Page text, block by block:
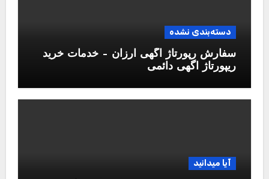
دسته‌بندی نشده
سفارش رپورتاژ آگهی ارزان – خدمات خرید
ریپورتاژ اگهی دائمی
آیا میدانید